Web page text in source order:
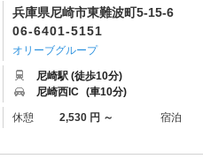
兵庫県尼崎市東難波町5-15-6
06-6401-5151
オリーブグループ
尼崎駅 (徒歩10分)
尼崎西IC (車10分)
休憩 2,530 円 ～ 宿泊